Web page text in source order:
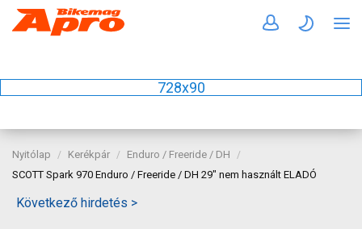
728x90
Nyitólap Kerékpár
Enduro / Freeride / DH
SCOTT Spark 970 Enduro / Freeride / DH 29" nem használt ELADÓ
Következő hirdetés >